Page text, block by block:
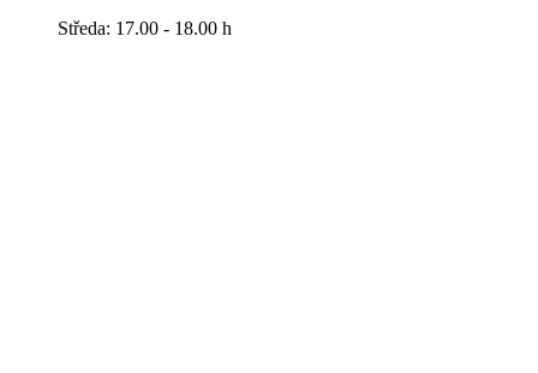
Středa: 17.00 - 18.00 h